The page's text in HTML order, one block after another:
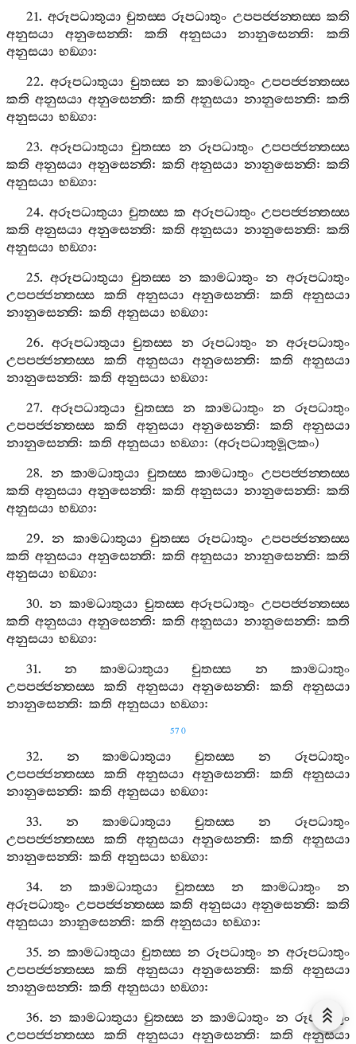
21. අරූපධාතුයා චුතස‍්ස රූපධාතුං උපපජ‍්ජන‍්තස‍්ස කති
අනුසයා
අනුසෙන‍්ති:කති අනුසයා නානුසෙන‍්ති:කති
අනුසයා භඞ‍්ගා:
22.අරූපධාතුයා චුතස‍්ස න කාමධාතුං උපපජ‍්ජන‍්තස‍්ස
කති අනුසයා අනුසෙන‍්ති:කති අනුසයා නානුසෙන‍්ති:කති
අනුසයා භඞ‍්ගා:
23.අරූපධාතුයා චුතස‍්ස න රූපධාතුං උපපජ‍්ජන‍්තස‍්ස
කති අනුසයා අනුසෙන‍්ති:කති අනුසයා නානුසෙන‍්ති:කති
අනුසයා භඞ‍්ගා:
24.අරූපධාතුයා චුතස‍්ස ක අරූපධාතුං උපපජ‍්ජන‍්තස‍්ස
කති අනුසයා අනුසෙන‍්ති:කති අනුසයා නානුසෙන‍්ති:කති
අනුසයා භඞ‍්ගා:
25.අරූපධාතුයා චුතස‍්ස න කාමධාතුං න අරූපධාතුං
උපපජ‍්ජන‍්තස‍්ස
කති අනුසයා අනුසෙන‍්ති:කති
අනුසයා
නානුසෙන‍්ති: කති අනුසයා භඞ‍්ගා:
26.අරූපධාතුයා චුතස‍්ස න රූපධාතුං න අරූපධාතුං
උපපජ‍්ජන‍්තස‍්ස
කති අනුසයා අනුසෙන‍්ති:කති
අනුසයා
නානුසෙන‍්ති: කති අනුසයා භඞ‍්ගා:
27.අරූපධාතුයා චුතස‍්ස න කාමධාතුං න
රූපධාතුං
උපපජ‍්ජන‍්තස‍්ස
කති අනුසයා අනුසෙන‍්ති:කති
අනුසයා
නානුසෙන‍්ති: කති අනුසයා භඞ‍්ගා: (අරූපධාතුමූලකං)
28. න කාමධාතුයා චුතස‍්ස කාමධාතුං උපපජ‍්ජන‍්තස‍්ස
කති අනුසයා අනුසෙන‍්ති:කති අනුසයා නානුසෙන‍්ති:කති
අනුසයා භඞ‍්ගා:
29.න කාමධාතුයා චුතස‍්ස රූපධාතුං උපපජ‍්ජන‍්තස‍්ස
කති අනුසයා අනුසෙන‍්ති:කති අනුසයා නානුසෙන‍්ති:කති
අනුසයා භඞ‍්ගා:
30.න කාමධාතුයා චුතස‍්ස අරූපධාතුං උපපජ‍්ජන‍්තස‍්ස
කති අනුසයා අනුසෙන‍්ති:කති අනුසයා නානුසෙන‍්ති:කති
අනුසයා භඞ‍්ගා:
31. න කාමධාතුයා චුතස‍්ස න
කාමධාතුං
උපපජ‍්ජන‍්තස‍්ස
කති අනුසයා අනුසෙන‍්ති:කති
අනුසයා
නානුසෙන‍්ති: කති අනුසයා භඞ‍්ගා:
570
32. න කාමධාතුයා චුතස‍්ස න
රූපධාතුං
උපපජ‍්ජන‍්තස‍්ස
කති අනුසයා අනුසෙන‍්ති:කති
අනුසයා
නානුසෙන‍්ති: කති අනුසයා භඞ‍්ගා:
33. න කාමධාතුයා චුතස‍්ස න
රූපධාතුං
උපපජ‍්ජන‍්තස‍්ස
කති අනුසයා අනුසෙන‍්ති:කති
අනුසයා
නානුසෙන‍්ති: කති අනුසයා භඞ‍්ගා:
34.න කාමධාතුයා චුතස‍්ස න කාමධාතුං
න
අරූපධාතුං උපපජ‍්ජන‍්තස‍්ස කති අනුසයා අනුසෙන‍්ති:කති
අනුසයා නානුසෙන‍්ති: කති අනුසයා භඞ‍්ගා:
35.න කාමධාතුයා චුතස‍්ස න රූපධාතුං න අරූපධාතුං
උපපජ‍්ජන‍්තස‍්ස
කති අනුසයා අනුසෙන‍්ති:කති
අනුසයා
නානුසෙන‍්ති: කති අනුසයා භඞ‍්ගා:
36.න කාමධාතුයා චුතස‍්ස න කාමධාතුං න රූපධාතුං
උපපජ‍්ජන‍්තස‍්ස
කති අනුසයා අනුසෙන‍්ති:කති අනුසයා